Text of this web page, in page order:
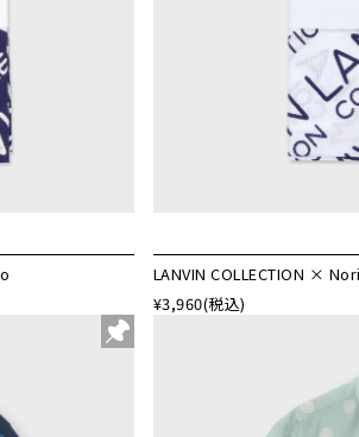
LANVIN COLLECTION ×
¥3,960(税込)